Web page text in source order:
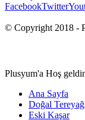
FacebookTwitter
© Copyright 2018 -
Plusyum'a Hoş
Ana Sayfa
Doğal
Eski Kaşar